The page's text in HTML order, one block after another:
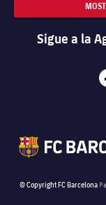
Sigue a la
© Copyright FC Barcelona